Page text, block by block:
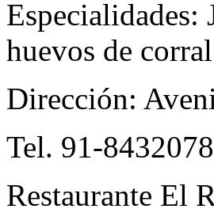
Especialidades:
huevos de
Dirección:
Tel. 91-8432078
Restaurante El